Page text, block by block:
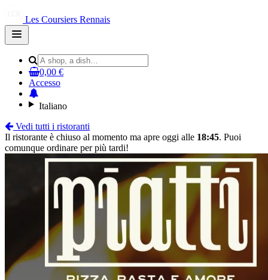
Les Coursiers Rennais
Open
main
0,00 €
Accesso
Italiano
Vedi tutti i ristoranti
Il ristorante è chiuso al momento ma apre oggi alle 18:45. Puoi
comunque ordinare per più tardi!